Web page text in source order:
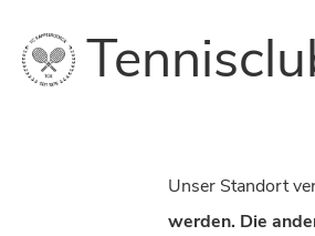
Unser Standort
werden. Die